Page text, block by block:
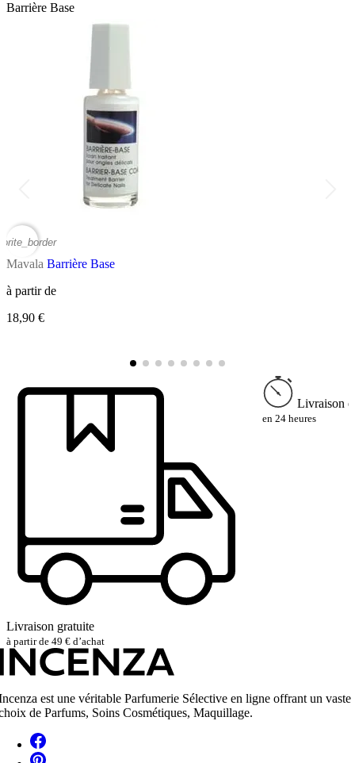
Barrière Base
Mavala Barrière Base
à partir de
18,90 €
Livraison gratuite
à partir de 49 € d’achat
Livraison
en 24 heures
est une véritable Parfumerie Sélective en ligne offrant un vaste
de Parfums, Soins Cosmétiques, Maquillage.